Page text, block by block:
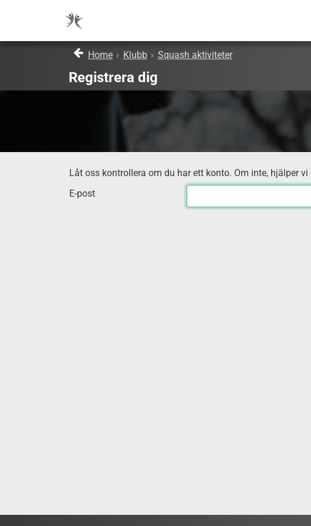
Home › Klubb › Squash aktiviteter
Registrera dig
Låt oss kontrollera om du har ett konto. Om inte, hjälper
E-post